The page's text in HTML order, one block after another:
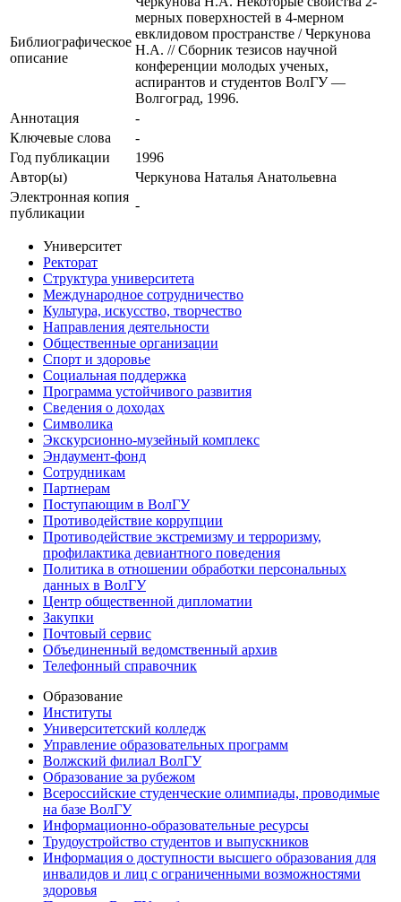
Библиографическое
описание
мерных поверхностей в 4-мерном
евклидовом пространстве / Черкунова
Н.А. // Сборник тезисов научной
конференции молодых ученых,
аспирантов и студентов ВолГУ —
Волгоград, 1996.
Аннотация
-
Ключевые cлова
-
Год публикации
1996
Автор(ы)
Черкунова Наталья Анатольевна
Электронная копия
публикации
-
Университет
Ректорат
Структура университета
Международное сотрудничество
Культура, искусство, творчество
Направления деятельности
Общественные организации
Спорт и здоровье
Социальная поддержка
Программа устойчивого развития
Сведения о доходах
Символика
Экскурсионно-музейный комплекс
Эндаумент-фонд
Сотрудникам
Партнерам
Поступающим в ВолГУ
Противодействие коррупции
Противодействие экстремизму и терроризму,
профилактика девиантного поведения
Политика в отношении обработки персональных
данных в ВолГУ
Центр общественной дипломатии
Закупки
Почтовый сервис
Объединенный ведомственный архив
Телефонный справочник
Образование
Институты
Университетский колледж
Управление образовательных программ
Волжский филиал ВолГУ
Образование за рубежом
Всероссийские студенческие олимпиады, проводимые
на базе ВолГУ
Информационно-образовательные ресурсы
Трудоустройство студентов и выпускников
Информация о доступности высшего образования для
инвалидов и лиц с ограниченными возможностями
здоровья